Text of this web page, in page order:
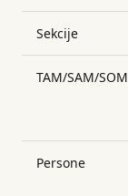
Sekcije
TAM/SAM/SOM
Persone